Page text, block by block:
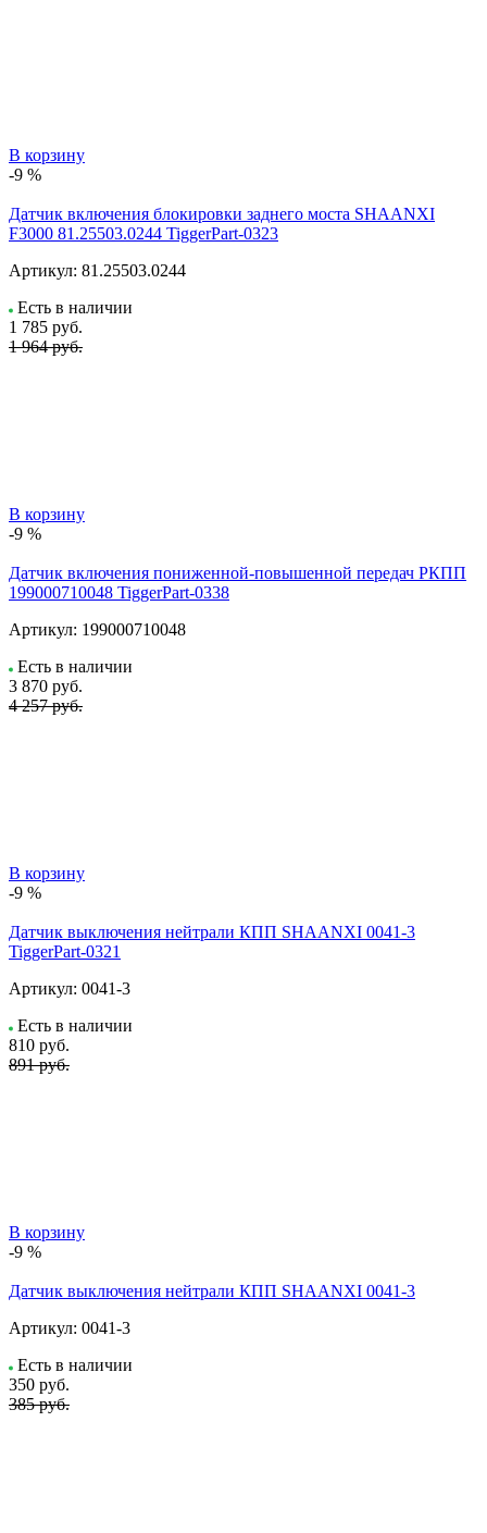
В корзину
-9 %
Датчик включения блокировки заднего моста SHAANXI
F3000 81.25503.0244 TiggerPart-0323
Артикул: 81.25503.0244
Есть в наличии
1 785 руб.
1 964 руб.
В корзину
-9 %
Датчик включения пониженной-повышенной передач РКПП
199000710048 TiggerPart-0338
Артикул: 199000710048
Есть в наличии
3 870 руб.
4 257 руб.
В корзину
-9 %
Датчик выключения нейтрали КПП SHAANXI 0041-3
TiggerPart-0321
Артикул: 0041-3
Есть в наличии
810 руб.
891 руб.
В корзину
-9 %
Датчик выключения нейтрали КПП SHAANXI 0041-3
Артикул: 0041-3
Есть в наличии
350 руб.
385 руб.